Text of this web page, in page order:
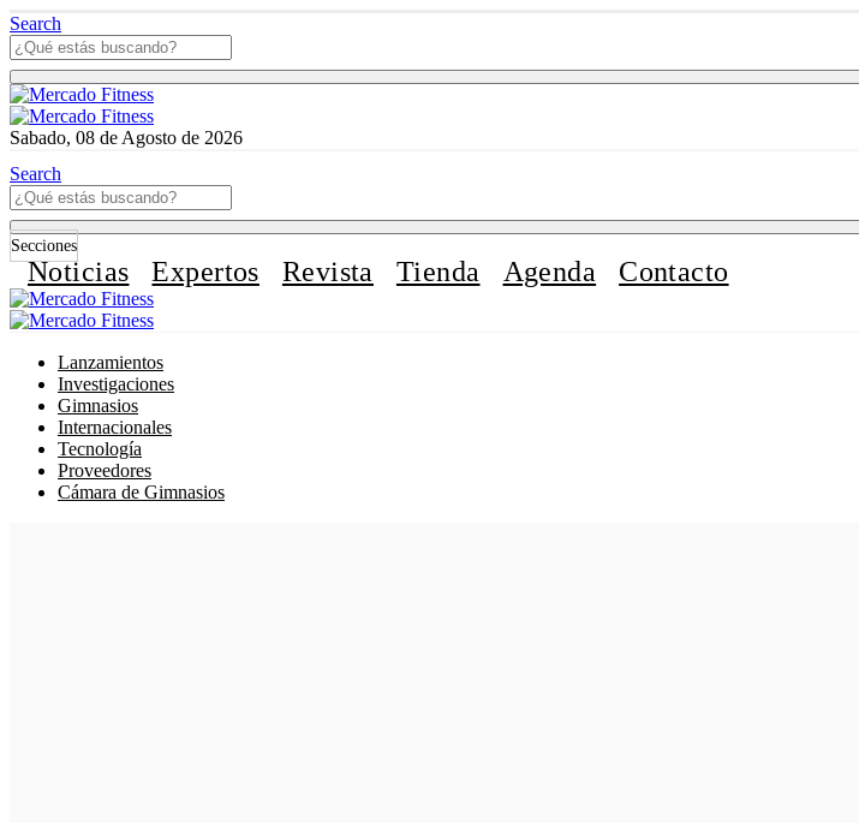
Search
Sabado, 08 de Agosto de 2026
Search
Secciones
Noticias Expertos Revista Tienda Agenda Contacto
Lanzamientos
Investigaciones
Gimnasios
Internacionales
Tecnología
Proveedores
Cámara de Gimnasios